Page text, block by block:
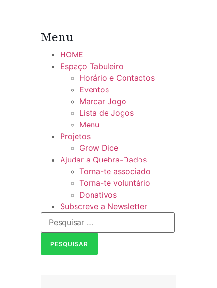
Menu
HOME
Espaço Tabuleiro
Horário e Contactos
Eventos
Marcar Jogo
Lista de Jogos
Menu
Projetos
Grow Dice
Ajudar a Quebra-Dados
Torna-te associado
Torna-te voluntário
Donativos
Subscreve a Newsletter